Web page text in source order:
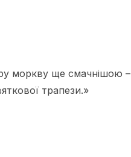
моркву ще смачнішою –
трапези.»